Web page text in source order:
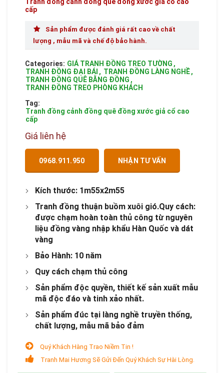
cấp
Sản phẩm được đánh giá rất cao về chất
lượng , mẫu mã và chế độ bảo hành.
Categories: GIÁ TRANH ĐỒNG TREO TƯỜNG ,
TRANH ĐỒNG ĐẠI BÁI , TRANH ĐỒNG LÀNG NGHỀ,
TRANH ĐỒNG QUÊ BẰNG ĐỒNG ,
TRANH ĐỒNG TREO PHÒNG KHÁCH
Tag:
Tranh đồng cảnh đồng quê đồng xước giả cổ cao
cấp
Giá liên hệ
0968.911.950 NHẬN TƯ VẤN
Kích thước: 1m55x2m55
Tranh đồng thuận buồm xuôi gió.Quy cách:
được chạm hoàn toàn thủ công từ nguyên
liệu đồng vàng nhập khẩu Hàn Quốc và dát
vàng
Bảo Hành: 10 năm
Quy cách chạm thủ công
Sản phẩm độc quyền, thiết kế sản xuất mẫu
mã độc đáo và tinh xảo nhất.
Sản phẩm đúc tại làng nghề truyền thống,
chất lượng, mẫu mã bảo đảm
Quý Khách Hàng Trao Niềm Tin !
Tranh Mai Hương Sẽ Gửi Đến Quý Khách Sự Hài Lòng.